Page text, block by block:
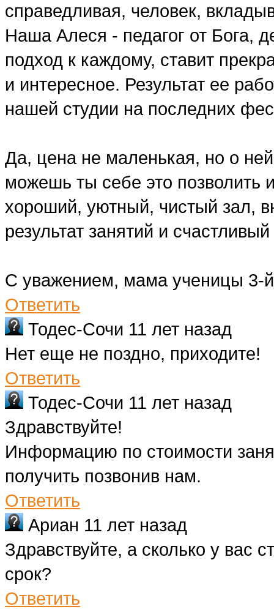
справедливая, человек,
Наша Алеся - педагог от Бога,
подход к каждому, ставит
и интересное. Результат ее
нашей студии на последних
Да, цена не маленькая, но о
можешь ты себе это позволить
хороший, уютный, чистый зал,
результат занятий и
С уважением, мама ученицы 3-
Ответить
Тодес-Сочи 11 лет назад
Нет еще не поздно, приходите!
Ответить
Тодес-Сочи 11 лет назад
Здравствуйте!
Информацию по стоимости
получить позвонив нам.
Ответить
Ариан 11 лет назад
Здравствуйте, а сколько у вас
срок?
Ответить